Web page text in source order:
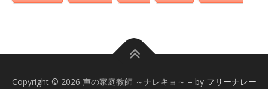
Copyright © 2026 声の家庭教師 ～ナレキョ～ – by フリーナレー